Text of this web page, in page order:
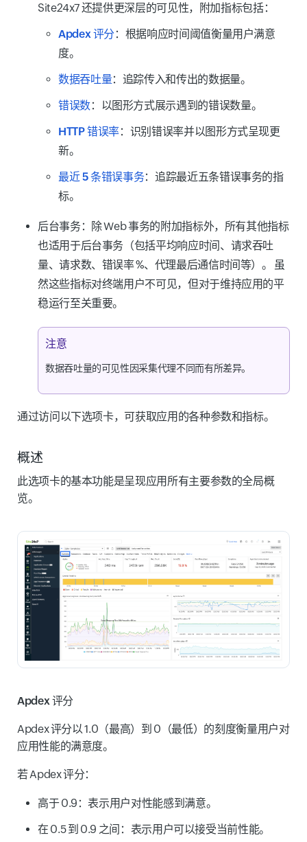
Site24x7 还提供更深层的可见性，附加指标包括：
Apdex 评分 ：根据响应时间阈值衡量用户满意
度。
数据吞吐量：追踪传入和传出的数据量。
错误数：以图形方式展示遇到的错误数量。
HTTP 错误率：识别错误率并以图形方式呈现更
新。
最近 5 条错误事务：追踪最近五条错误事务的指
标。
后台事务： 除 Web 事务的附加指标外，所有其他指标
也适用于后台事务（包括平均响应时间、请求吞吐
量、请求数、错误率 %、代理最后通信时间等）。 虽
然这些指标对终端用户不可见，但对于维持应用的平
稳运行至关重要。
注意
数据吞吐量的可见性因采集代理不同而有所差异。
通过访问以下选项卡，可获取应用的各种参数和指标。
概述
此选项卡的基本功能是呈现应用所有主要参数的全局概
览。
Apdex 评分
Apdex 评分以 1.0（最高）到 0（最低）的刻度衡量用户对
应用性能的满意度。
若 Apdex 评分：
高于 0.9：表示用户对性能感到满意。
在 0.5 到 0.9 之间：表示用户可以接受当前性能。